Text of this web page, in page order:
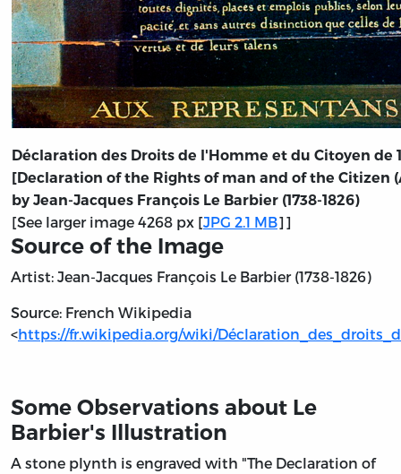
Déclaration des Droits de l'Homme et du Citoyen de
[Declaration of the Rights of man and of the Citizen
by Jean-Jacques François Le Barbier (1738-1826)
[See larger image 4268 px [JPG 2.1 MB]]
Source of the Image
Artist: Jean-Jacques François Le Barbier (1738-1826)
Source: French Wikipedia
<https://fr.wikipedia.org/wiki/
Some Observations about Le
Barbier's Illustration
A stone plynth is engraved with "The Declaration of